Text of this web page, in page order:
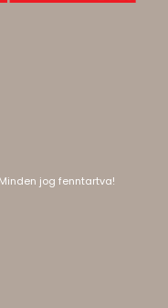
jog fenntartva!